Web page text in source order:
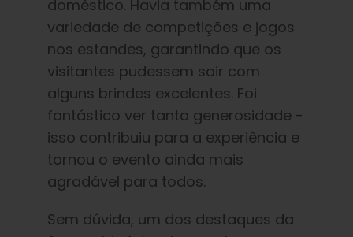
doméstico. Havia também uma
variedade de competições e jogos
nos estandes, garantindo que os
visitantes pudessem sair com
alguns brindes excelentes. Foi
fantástico ver tanta generosidade -
isso contribuiu para a experiência e
tornou o evento ainda mais
agradável para todos.
Sem dúvida, um dos destaques da